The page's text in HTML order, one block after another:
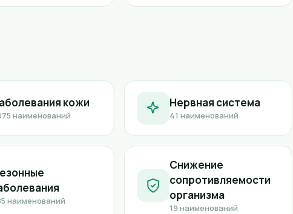
кожи
наименований
Нервная система
41 наименований
наименований
Снижение
сопротивляемости
организма
19 наименований